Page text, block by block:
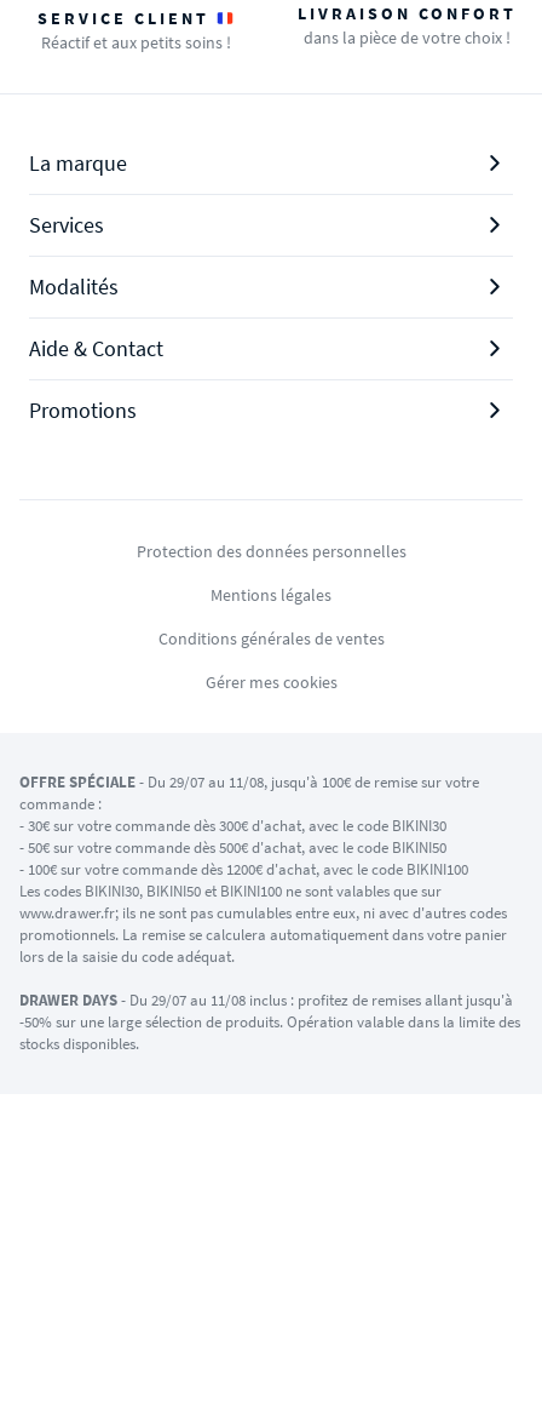
SERVICE CLIENT
Réactif et aux petits soins !
LIVRAISON CONFORT
dans la pièce de votre choix !
La marque
Services
Modalités
Aide & Contact
Promotions
Protection des données personnelles
Mentions légales
Conditions générales de ventes
Gérer mes cookies
OFFRE SPÉCIALE- Du 29/07 au 11/08, jusqu'à 100€ de remise sur votre
commande :
- 30€ sur votre commande dès 300€ d'achat, avec le code BIKINI30
- 50€ sur votre commande dès 500€ d'achat, avec le code BIKINI50
- 100€ sur votre commande dès 1200€ d'achat, avec le code BIKINI100
Les codes BIKINI30, BIKINI50 et BIKINI100 ne sont valables que sur
www.drawer.fr; ils ne sont pas cumulables entre eux, ni avec d'autres codes
promotionnels. La remise se calculera automatiquement dans votre panier
lors de la saisie du code adéquat.
DRAWER DAYS- Du 29/07 au 11/08 inclus : profitez de remises allant jusqu'à
-50% sur une large sélection de produits. Opération valable dans la limite des
stocks disponibles.